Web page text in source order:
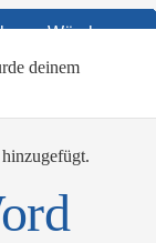
deinem
Live-Onlinekurs
Würzburg
Würzburg
Live-Onlinekurs
Würzburg
Würzburg
Würzburg
Würzburg
Würzburg
Würzburg